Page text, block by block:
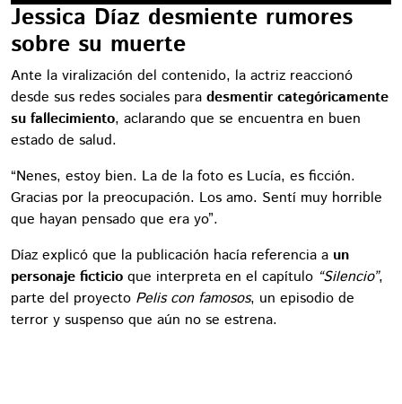
Jessica Díaz desmiente rumores
sobre su muerte
Ante la viralización del contenido, la actriz reaccionó
desde sus redes sociales para desmentir categóricamente
su fallecimiento, aclarando que se encuentra en buen
estado de salud.
“Nenes, estoy bien. La de la foto es Lucía, es ficción.
Gracias por la preocupación. Los amo. Sentí muy horrible
que hayan pensado que era yo”.
Díaz explicó que la publicación hacía referencia a un
personaje ficticio que interpreta en el capítulo “Silencio”,
parte del proyecto Pelis con famosos, un episodio de
terror y suspenso que aún no se estrena.